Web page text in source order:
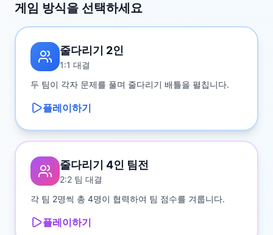
게임 방식을 선택하세요
줄다리기 2인
1:1 대결
두 팀이 각자 문제를 풀며 줄다리기 배틀을 펼칩니다.
플레이하기
줄다리기 4인 팀전
2:2 팀 대결
각 팀 2명씩 총 4명이 협력하여 팀 점수를 겨룹니다.
플레이하기